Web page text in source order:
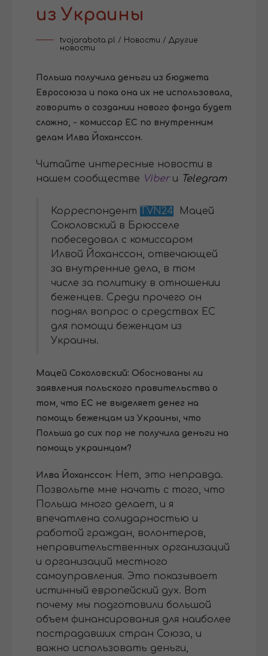
из Украины
tvojarabota.pl / Новости / Другие
новости
Польша получила деньги из бюджета
Евросоюза и пока она их не использовала,
говорить о создании нового фонда будет
сложно, - комиссар ЕС по внутренним
делам Илва Йоханссон.
Читайте интересные новости в
нашем сообществе Viber и Telegram
Корреспондент TVN24 Мацей
Соколовский в Брюсселе
побеседовал с комиссаром
Илвой Йоханссон, отвечающей
за внутренние дела, в том
числе за политику в отношении
беженцев. Среди прочего он
поднял вопрос о средствах ЕС
для помощи беженцам из
Украины.
Мацей Соколовский: Обоснованы ли
заявления польского правительства о
том, что ЕС не выделяет денег на
помощь беженцам из Украины, что
Польша до сих пор не получила деньги на
помощь украинцам?
Илва Йоханссон: Нет, это неправда.
Позвольте мне начать с того, что
Польша много делает, и я
впечатлена солидарностью и
работой граждан, волонтеров,
неправительственных организаций
и организаций местного
самоуправления. Это показывает
истинный европейский дух. Вот
почему мы подготовили большой
объем финансирования для наиболее
пострадавших стран Союза, и
важно использовать деньги,